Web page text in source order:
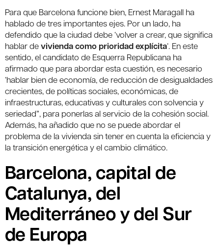
Para que Barcelona funcione bien, Ernest Maragall ha
hablado de tres importantes ejes. Por un lado, ha
defendido que la ciudad debe ‘volver a crear, que significa
hablar devivienda como prioridad explícita‘. En este
sentido, el candidato de Esquerra Republicana ha
afirmado que para abordar esta cuestión, es necesario
‘hablar bien de economía, de reducción de desigualdades
crecientes, de políticas sociales, económicas, de
infraestructuras, educativas y culturales con solvencia y
seriedad”, para ponerlas al servicio de la cohesión social.
Además, ha añadido que no se puede abordar el
problema de la vivienda sin tener en cuenta la eficiencia y
la transición energética y el cambio climático.
Barcelona, capital de
Catalunya, del
Mediterráneo y del Sur
de Europa